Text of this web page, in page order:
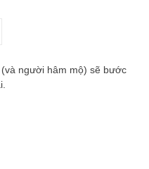
người hâm mộ) sẽ bước